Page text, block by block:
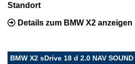
Standort
Details zum BMW X2 anzeigen
BMW X2 sDrive 18 d 2.0 NAV